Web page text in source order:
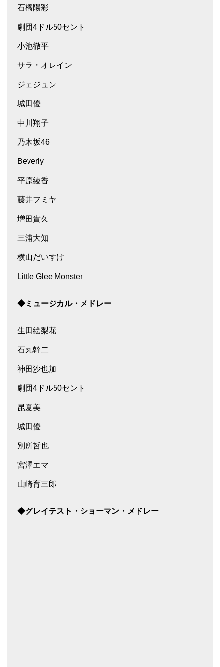
石橋陽彩
劇団4ドル50セント
小池徹平
サラ・オレイン
ジェジュン
城田優
中川翔子
乃木坂46
Beverly
平原綾香
藤井フミヤ
増田貴久
三浦大知
横山だいすけ
Little Glee Monster
◆ミュージカル・メドレー
生田絵梨花
石丸幹二
神田沙也加
劇団4ドル50セント
昆夏美
城田優
別所哲也
宮澤エマ
山崎育三郎
◆グレイテスト・ショーマン・メドレー